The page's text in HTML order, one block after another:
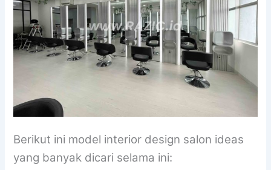
Berikut ini model interior design salon ideas
yang banyak dicari selama ini: